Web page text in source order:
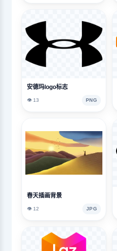
安德玛logo标志
👁️ 13 PNG
春天插画背景
👁️ 12 JPG